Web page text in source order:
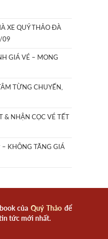
XE QUÝ THẢO ĐÀ
09
GIÁ VÉ – MONG
TỪNG CHUYẾN,
& NHẬN CỌC VÉ TẾT
KHÔNG TĂNG GIÁ
củaQuý Thảo để
tức mới nhất.